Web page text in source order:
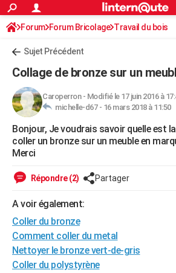
ACTUALITÉS
Politique
Société
Faits Divers
Education
Monde
Villes
+
FINANCE
Retraite
Impôts
Epargne
Immobilier
Risques naturels par ville
Banque
Assurance
Crédit
AUTO
Essais
Réserver un essai
Citadines
Berlines
SUV
Forum auto
+HIGH-TECH
Mobiles
Meilleur smartphone
Internet
Ordinateurs
Jeux vidéo
Guide high-tech
+
Forum
Aménagement intérieur
Extérieur
Cuisine
Salle de bains
Jardinage
Rangement
WEEK-END
Guides de France
Escapades
Patrimoine
Expositions
Musées
Week-end nature
+LIFESTYLE
Art de vivre
Bien-être
Loisirs
Mode
Modes de vie
SANTE
Alimentation
Guide de la santé
Maladies
Médicaments
Sommeil
VOYAGE
S'inscrire
Connexion
Forum Forum Bricolage Travail du bois
Sujet Précédent
Collage de bronze sur un
Caroperron- Modifié le 17 juin 2016 à
michelle-d67 - 16 mars 2018 à 11:50
Bonjour, Je voudrais savoir quelle est
coller un bronze sur un meuble en
Merci
Répondre (2) Partager
A voir également:
Coller du bronze
Comment coller du metal
Nettoyer le bronze vert-de-gris
Coller du polystyrène